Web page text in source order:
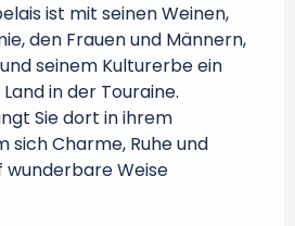
ist mit seinen Weinen,
den Frauen und Männern,
seinem Kulturerbe ein
in der Touraine.
Sie dort in ihrem
sich Charme, Ruhe und
Weise